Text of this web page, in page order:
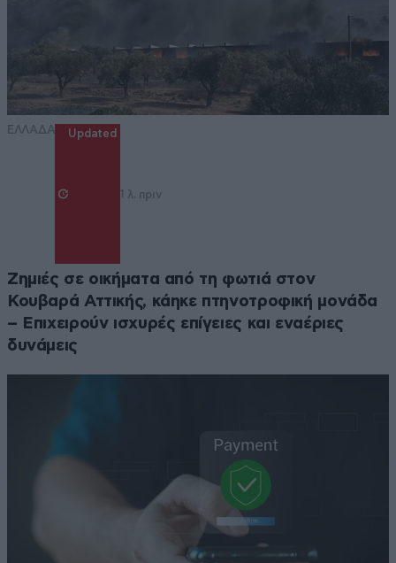
ΕΛΛΑΔΑ Updated
1 λ. πριν
Ζημιές σε οικήματα από τη φωτιά στον
Κουβαρά Αττικής, κάηκε πτηνοτροφική μονάδα
– Επιχειρούν ισχυρές επίγειες και εναέριες
δυνάμεις